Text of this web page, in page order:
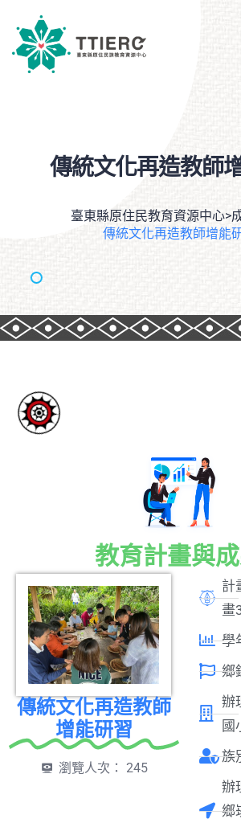
傳統文化再造教師
臺東縣原住民教育資源中心>
傳統文化再造教師增能
教育計畫與
傳統文化再造教師
增能研習
瀏覽人次： 245
計
畫
學
鄉
辦
國
族
辦
鄉